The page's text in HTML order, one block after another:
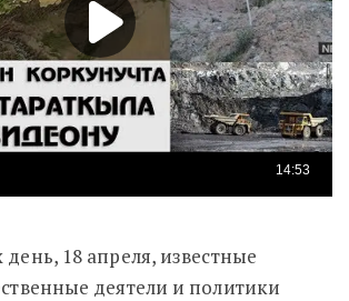
18 апреля, известные
деятели и политики